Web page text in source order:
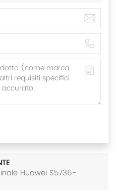
Huawei S5736-